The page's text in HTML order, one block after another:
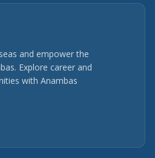
and empower the
Explore career and
with Anambas